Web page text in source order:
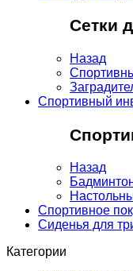
Сетки
Назад
Спортивный
Назад
Спортивное
Сиденья для
Категории